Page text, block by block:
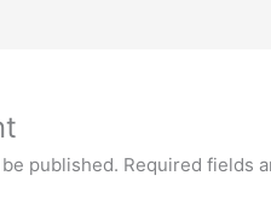
published. Required fields